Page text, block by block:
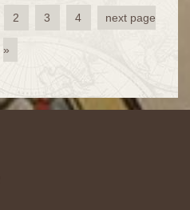
2 3 4 next page
»